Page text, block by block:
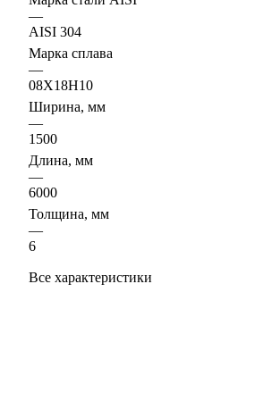
—
AISI 304
Марка сплава
—
08Х18Н10
Ширина, мм
—
1500
Длина, мм
—
6000
Толщина, мм
—
6
Все характеристики